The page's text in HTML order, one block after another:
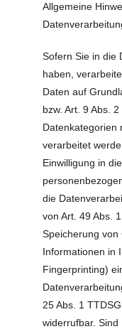
Allgemeine
Sofern Sie in die
haben,
Daten auf
bzw. Art. 9 Abs.
Datenkategorien
verarbeitet
Einwilligung in
die
von Art. 49 Abs.
Speicherung
Informationen in
Fingerprinting)
25 Abs. 1
widerrufbar.